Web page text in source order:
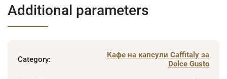
Additional parameters
Category:
Кафе на капсули Caffitaly за
Dolce Gusto